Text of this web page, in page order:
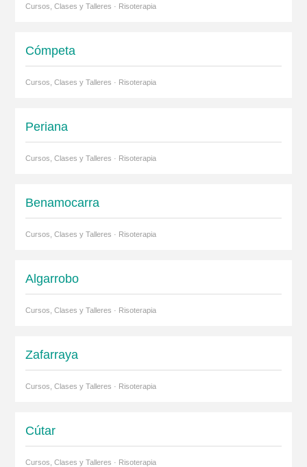
Cursos, Clases y Talleres · Risoterapia
Cómpeta
Cursos, Clases y Talleres · Risoterapia
Periana
Cursos, Clases y Talleres · Risoterapia
Benamocarra
Cursos, Clases y Talleres · Risoterapia
Algarrobo
Cursos, Clases y Talleres · Risoterapia
Zafarraya
Cursos, Clases y Talleres · Risoterapia
Cútar
Cursos, Clases y Talleres · Risoterapia